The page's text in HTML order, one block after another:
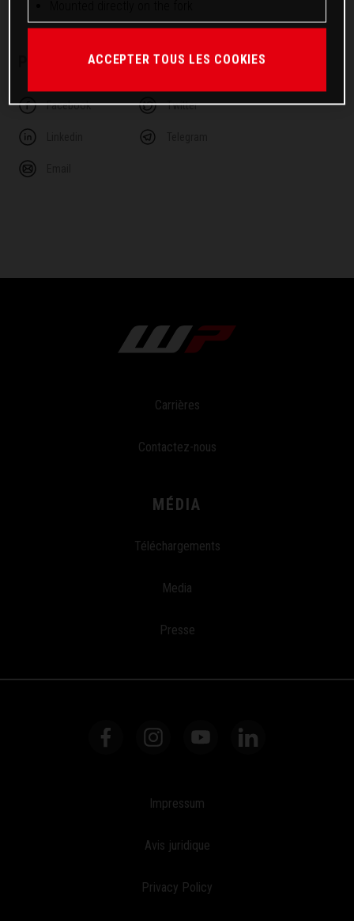
PARTAGER CET ARTICLE
Facebook Twitter
Carrières
Contactez-nous
MÉDIA
Téléchargements
Media
Presse
Impressum
Avis juridique
Privacy Policy
ACCEPTER TOUS LES COOKIES